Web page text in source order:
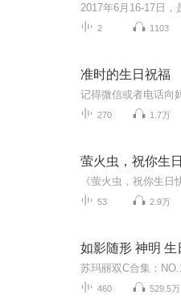
2 1103
准时的生日祝福
270 1.7万
53 2.9万
460 529.5万